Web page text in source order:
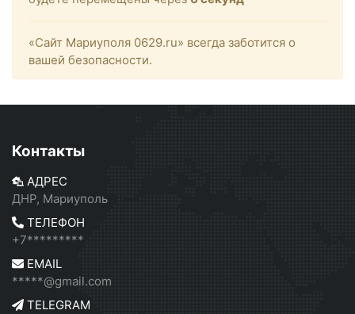
«Сайт Мариуполя 0629.ru» всегда заботится о
вашей безопасности.
Контакты
АДРЕС
ДНР, Мариуполь
ТЕЛЕФОН
+7*********
EMAIL
*****@gmail.com
TELEGRAM